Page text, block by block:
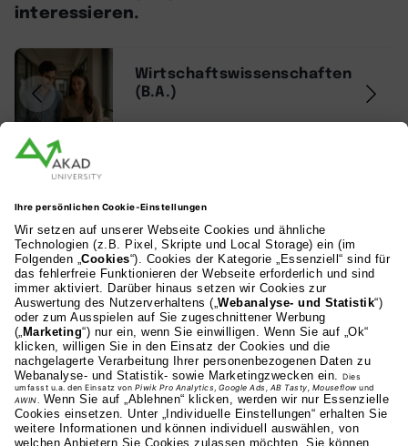
interessieren.
Wirtschaftswissenschaften
(B.A.)